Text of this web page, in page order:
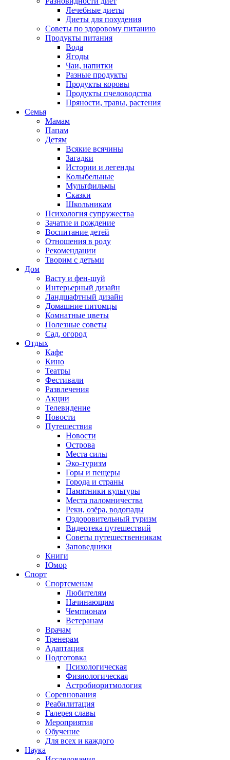
Лечебные диеты
Диеты для похудения
Советы по здоровому питанию
Продукты питания
Вода
Ягоды
Чаи, напитки
Разные продукты
Продукты коровы
Продукты пчеловодства
Пряности, травы, растения
Семья
Мамам
Папам
Детям
Всякие всячины
Загадки
Истории и легенды
Колыбельные
Мультфильмы
Сказки
Школьникам
Психология супружества
Зачатие и рождение
Воспитание детей
Отношения в роду
Рекомендации
Творим с детьми
Дом
Васту и фен-шуй
Интерьерный дизайн
Ландшафтный дизайн
Домашние питомцы
Комнатные цветы
Полезные советы
Сад, огород
Отдых
Кафе
Кино
Театры
Фестивали
Развлечения
Акции
Телевидение
Новости
Путешествия
Новости
Острова
Места силы
Эко-туризм
Горы и пещеры
Города и страны
Памятники культуры
Места паломничества
Реки, озёра, водопады
Оздоровительный туризм
Видеотека путешествий
Советы путешественникам
Заповедники
Книги
Юмор
Спорт
Спортсменам
Любителям
Начинающим
Чемпионам
Ветеранам
Врачам
Тренерам
Адаптация
Подготовка
Психологическая
Физиологическая
Астробиоритмология
Соревнования
Реабилитация
Галерея славы
Мероприятия
Обучение
Для всех и каждого
Наука